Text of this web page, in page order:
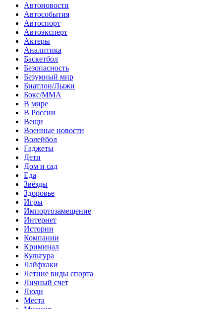
Автоновости
Автособытия
Автоспорт
Автоэксперт
Актеры
Аналитика
Баскетбол
Безопасность
Безумный мир
Биатлон/Лыжи
Бокс/MMA
В мире
В России
Вещи
Военные новости
Волейбол
Гаджеты
Дети
Дом и сад
Еда
Звёзды
Здоровье
Игры
Импортозамещение
Интернет
Истории
Компании
Криминал
Культура
Лайфхаки
Летние виды спорта
Личный счет
Люди
Места